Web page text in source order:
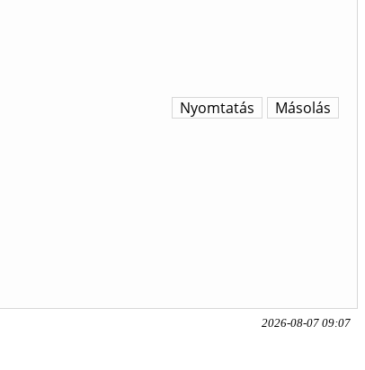
Másolás
Nyomtatás
2026-08-07 09:07